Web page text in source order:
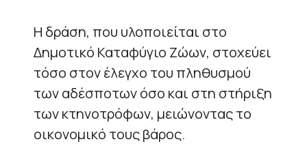
Η δράση, που υλοποιείται στο
Δημοτικό Καταφύγιο Ζώων, στοχεύει
τόσο στον έλεγχο του πληθυσμού
των αδέσποτων όσο και στη στήριξη
των κτηνοτρόφων, μειώνοντας το
οικονομικό τους βάρος.